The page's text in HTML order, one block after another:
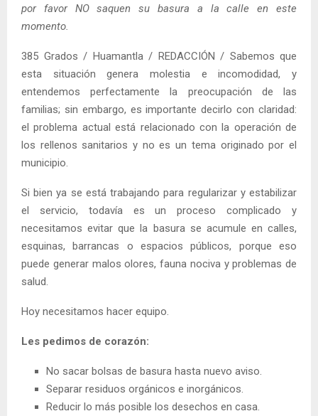
por favor NO saquen su basura a la calle en este
momento.
385 Grados / Huamantla / REDACCIÓN / Sabemos que
esta situación genera molestia e incomodidad, y
entendemos perfectamente la preocupación de las
familias; sin embargo, es importante decirlo con claridad:
el problema actual está relacionado con la operación de
los rellenos sanitarios y no es un tema originado por el
municipio.
Si bien ya se está trabajando para regularizar y estabilizar
el servicio, todavía es un proceso complicado y
necesitamos evitar que la basura se acumule en calles,
esquinas, barrancas o espacios públicos, porque eso
puede generar malos olores, fauna nociva y problemas de
salud.
Hoy necesitamos hacer equipo.
Les pedimos de corazón:
No sacar bolsas de basura hasta nuevo aviso.
Separar residuos orgánicos e inorgánicos.
Reducir lo más posible los desechos en casa.